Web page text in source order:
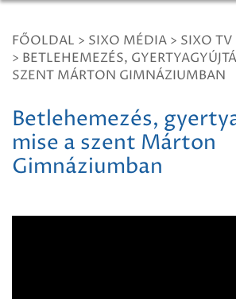
FŐOLDAL > SIXO MÉDIA > SIXO TV
> BETLEHEMEZÉS,
SZENT MÁRTON GIMNÁZIUMBAN
Betlehemezés,
mise a szent Márton
Gimnáziumban